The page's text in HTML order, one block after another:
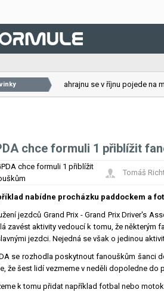
VC Bahrajnu se v říjnu pojede na
chce formuli 1 přiblížit
Tomáš
nabídne procházku paddockem a
jezdců Grand Prix - Grand Prix Driver's
zavést aktivity vedoucí k tomu, že
jezdci. Nejedná se však o jedinou
se rozhodla poskytnout fanouškům šanci
že šest lidí vezmeme v neděli dopoledne
k tomu přidat například fotbal nebo